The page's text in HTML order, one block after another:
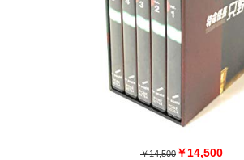
￥14,500 ￥14,500